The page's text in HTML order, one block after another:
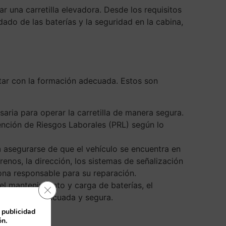
una carretilla elevadora. Desde los requisitos
de las baterías y la seguridad en la cabina,
con la formación adecuada. Estos son
para operar la carretilla de manera segura.
de Riesgos Laborales (PRL) según lo
de que el vehículo se encuentra en
la dirección, los sistemas de señalización
responsable para su reparación.
mantenimiento y carga de baterías, el
manera adecuada y segura.
publicidad
Cerrar el banner de cookies RGPD